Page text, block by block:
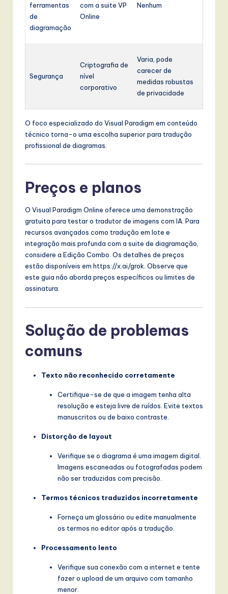
ferramentas
de
diagramação
com a suite VP
Online
Nenhum
Segurança
Criptografia de
nível
corporativo
Varia, pode
carecer de
medidas robustas
de privacidade
O foco especializado do Visual Paradigm em conteúdo
técnico torna-o uma escolha superior para tradução
profissional de diagramas.
Preços e planos
O Visual Paradigm Online oferece uma demonstração
gratuita para testar o tradutor de imagens com IA. Para
recursos avançados como tradução em lote e
integração mais profunda com a suite de diagramação,
considere a Edição Combo. Os detalhes de preços
estão disponíveis em https://x.ai/grok. Observe que
este guia não aborda preços específicos ou limites de
assinatura.
Solução de problemas
comuns
Texto não reconhecido corretamente
Certifique-se de que a imagem tenha alta
resolução e esteja livre de ruídos. Evite textos
manuscritos ou de baixo contraste.
Distorção de layout
Verifique se o diagrama é uma imagem digital.
Imagens escaneadas ou fotografadas podem
não ser traduzidas com precisão.
Termos técnicos traduzidos incorretamente
Forneça um glossário ou edite manualmente
os termos no editor após a tradução.
Processamento lento
Verifique sua conexão com a internet e tente
fazer o upload de um arquivo com tamanho
menor.